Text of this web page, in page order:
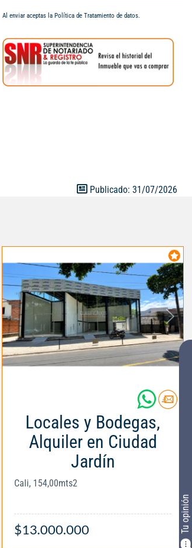
Tu opinión
Al enviar aceptas la Política de Tratamiento de datos.
Publicado: 31/07/2026
Locales y Bodegas,
Alquiler en Ciudad
Jardín
Cali, 154,00mts2
$13.000.000